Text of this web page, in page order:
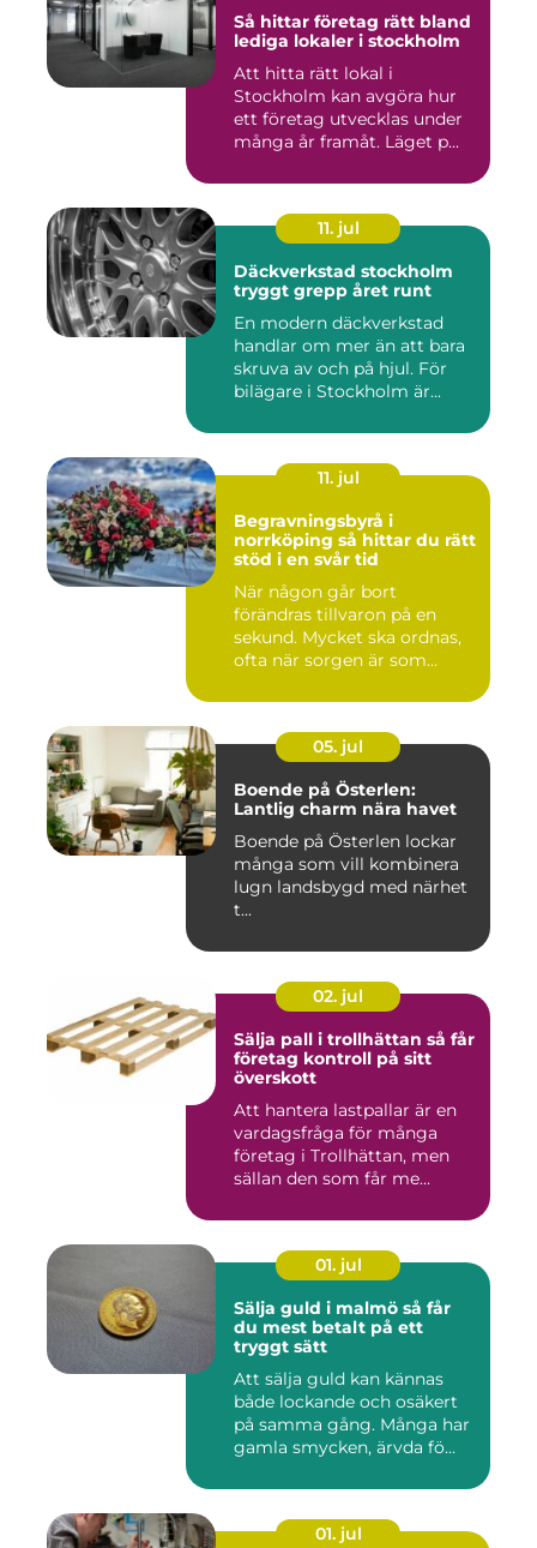
Så hittar företag rätt bland
lediga lokaler i stockholm
Att hitta rätt lokal i
Stockholm kan avgöra hur
ett företag utvecklas under
många år framåt. Läget p...
11. jul
Däckverkstad stockholm
tryggt grepp året runt
En modern däckverkstad
handlar om mer än att bara
skruva av och på hjul. För
bilägare i Stockholm är...
11. jul
Begravningsbyrå i
norrköping så hittar du rätt
stöd i en svår tid
När någon går bort
förändras tillvaron på en
sekund. Mycket ska ordnas,
ofta när sorgen är som
05. jul
Boende på Österlen:
Lantlig charm nära havet
Boende på Österlen lockar
många som vill kombinera
lugn landsbygd med närhet
t...
02. jul
Sälja pall i trollhättan så får
företag kontroll på sitt
överskott
Att hantera lastpallar är en
vardagsfråga för många
företag i Trollhättan, men
sällan den som får me...
01. jul
Sälja guld i malmö så får
du mest betalt på ett
tryggt sätt
Att sälja guld kan kännas
både lockande och osäkert
på samma gång. Många har
gamla smycken, ärvda fö...
01. jul